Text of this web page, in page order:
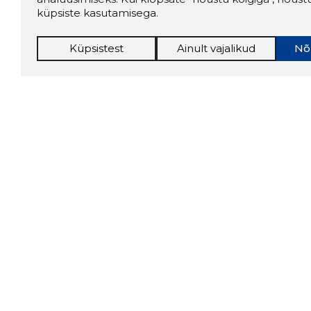
küpsiste kasutamisega.
Küpsistest Ainult vajalikud